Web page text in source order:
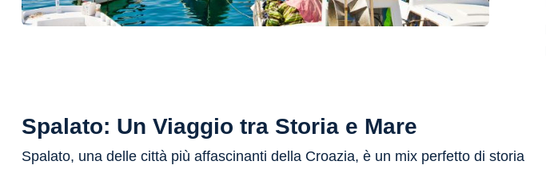
Spalato: Un Viaggio tra Storia e Mare
Spalato, una delle città più affascinanti della Croazia, è un mix perfetto di storia